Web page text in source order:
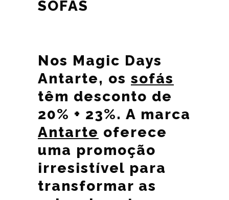
SOFÁS
Nos Magic Days
Antarte, os sofás
têm desconto de
20% + 23%. A marca
Antarte oferece
uma promoção
irresistível para
transformar as